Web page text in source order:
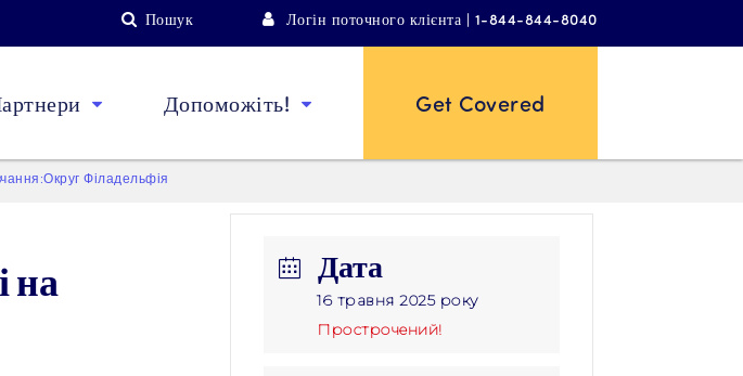
Пошук Логін поточного клієнта | 1-844-844-8040
Допоможіть! Get Covered
Філадельфія
на
Дата
16 травня 2025 року
Прострочений!